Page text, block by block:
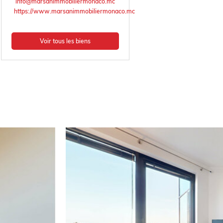
https://www.marsanimmobiliermonaco.mc
Voir tous les biens